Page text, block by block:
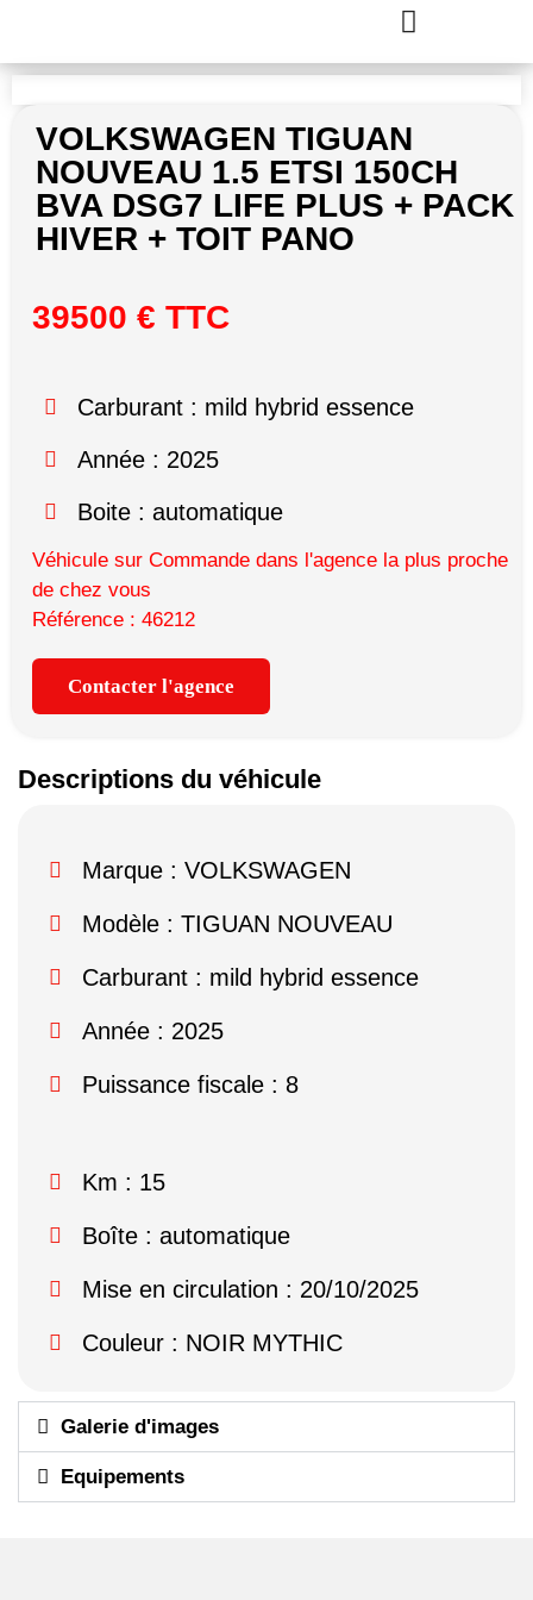
VOLKSWAGEN TIGUAN
NOUVEAU 1.5 ETSI 150CH
BVA DSG7 LIFE PLUS + PACK
HIVER + TOIT PANO
39500 € TTC
Carburant : mild hybrid essence
Année : 2025
Boite : automatique
Véhicule sur Commande dans l'agence la plus proche
de chez vous
Référence : 46212
Contacter l'agence
Descriptions du véhicule
Marque : VOLKSWAGEN
Modèle : TIGUAN NOUVEAU
Carburant : mild hybrid essence
Année : 2025
Puissance fiscale : 8
Km : 15
Boîte : automatique
Mise en circulation : 20/10/2025
Couleur : NOIR MYTHIC
Galerie d'images
Equipements